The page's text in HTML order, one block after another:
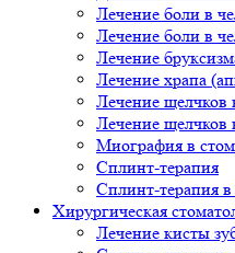
Лечение боли в
Лечение боли в
Лечение
Лечение храпа
Лечение щелчков
Лечение щелчков
Миография в
Сплинт-терапия
Сплинт-терапия
Хирургическая
Лечение кисты